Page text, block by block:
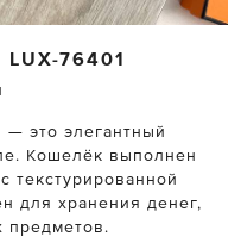
LUX-76401
— это элегантный
Кошелёк выполнен
текстурированной
для хранения денег,
предметов.